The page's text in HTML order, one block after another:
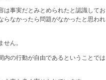
は事実だとみとめられたと認識してお
らなかったら問題がなかったと思われ
ん。
内の行動が自由であるということでは